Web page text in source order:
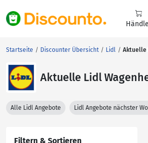
Startseite Discounter Übersicht Lidl Aktuelle
Aktuelle Lidl
Alle Lidl Angebote Lidl Angebote nächster
Filtern & Sortieren